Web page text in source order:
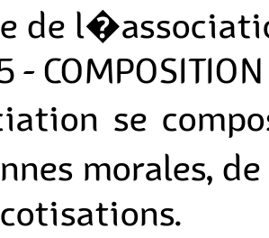
de
- COMPOSITION
se
morales,